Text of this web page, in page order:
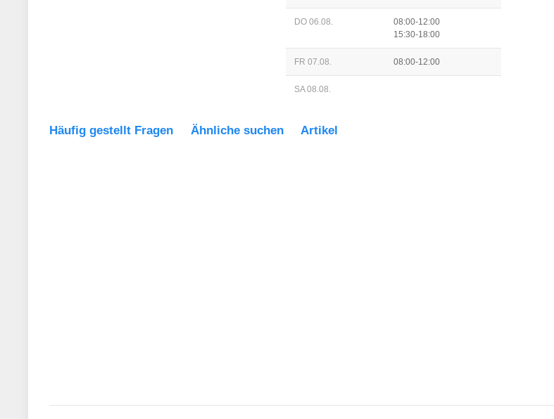
DO 06.08.
08:00-12:00
15:30-18:00
FR 07.08. 08:00-12:00
SA 08.08.
Häufig gestellt Fragen Ähnliche suchen Artikel